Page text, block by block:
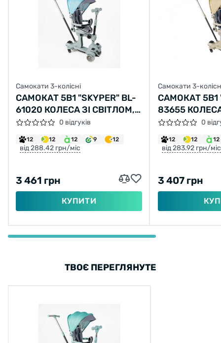
Самокати 3-колісні
САМОКАТ 5В1 "SKYPER" BL-
61020 КОЛЕСА ЗІ СВІТЛОМ,
ДОДАТКОВІ КОЛЕСА
0 відгуків
12 12 12 9 12
від 288.42 грн/міс
3 461 грн
КУПИТИ
Самокати 3-
САМОКАТ 5В1
83655
ДОДАТКОВІ
0
12 12 12
від 283.92 грн/міс
3 407 грн
ТВОЄ ПЕРЕГЛЯНУТЕ